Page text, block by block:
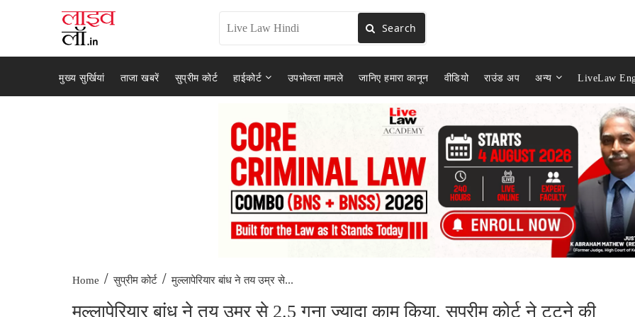
Search
मुख्य सुर्खियां ताजा खबरें सुप्रीम कोर्ट हाईकोर्ट उपभोक्ता मामले जानिए हमारा कानून वीडियो राउंड अप अन्य LiveLaw
Home / सुप्रीम कोर्ट / मुल्लापेरियार बांध ने तय उम्र से...
मुल्लापेरियार बांध ने तय उम्र से 2.5 गुना ज्यादा काम किया, सुप्रीम कोर्ट ने टूटने की